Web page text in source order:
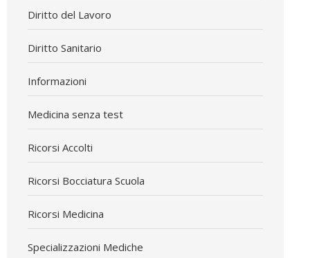
Diritto del Lavoro
Diritto Sanitario
Informazioni
Medicina senza test
Ricorsi Accolti
Ricorsi Bocciatura Scuola
Ricorsi Medicina
Specializzazioni Mediche